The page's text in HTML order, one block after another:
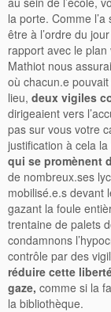
la porte. Comme
être à l’ordre du
rapport avec le
Mathiot nous
où chacun.e
lieu, deux vigiles
dirigeaient vers
pas sur vous votre
justification à cela la
qui se promènent
de nombreux.ses
mobilisé.e.s devant
gazant la foule
trentaine de palets
condamnons
contrôle par des
réduire cette
gaze, comme si la
la bibliothèque.